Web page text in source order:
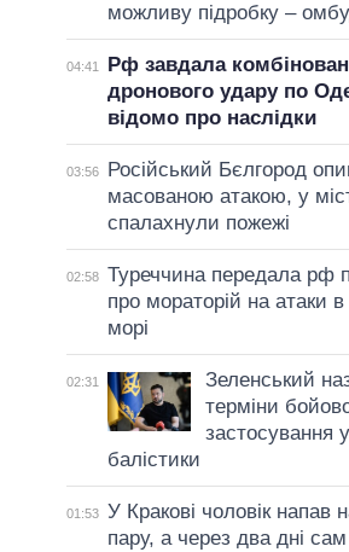
можливу підробку –
04:41
Рф завдала
дронового удару по
відомо про наслідки
03:56
Російський Бєлгород
масованою атакою, у
спалахнули пожежі
02:58 Туреччина передала рф
про мораторій на атаки
морі
02:31
Зеленський
терміни
застосування
балістики
01:53 У Кракові чоловік напав
пару, а через два дні